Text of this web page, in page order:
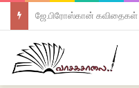
ஜே.பிரோஸ்கான் கவிதைகள்